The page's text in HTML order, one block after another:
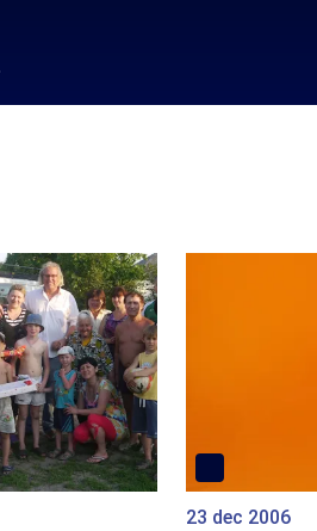
23 dec 2006